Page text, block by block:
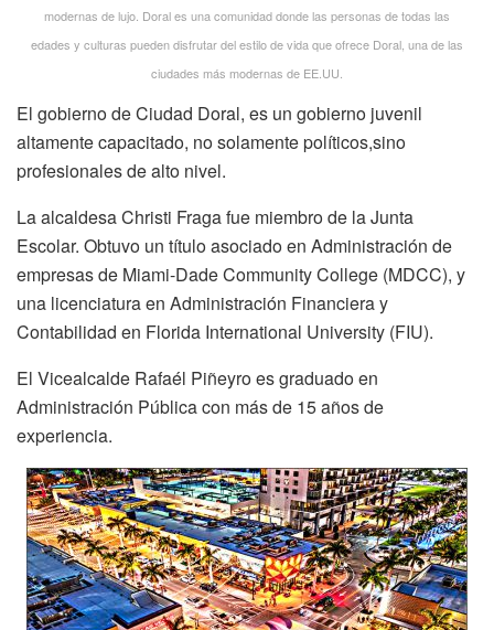
modernas de lujo. Doral es una comunidad donde las personas de todas las
edades y culturas pueden disfrutar del estilo de vida que ofrece Doral, una de las
ciudades más modernas de EE.UU.
El gobierno de Ciudad Doral, es un gobierno juvenil
altamente capacitado, no solamente políticos,sino
profesionales de alto nivel.
La alcaldesa Christi Fraga fue miembro de la Junta
Escolar. Obtuvo un título asociado en Administración de
empresas de Miami-Dade Community College (MDCC), y
una licenciatura en Administración Financiera y
Contabilidad en Florida International University (FIU).
El Vicealcalde Rafaél Piñeyro es graduado en
Administración Pública con más de 15 años de
experiencia.